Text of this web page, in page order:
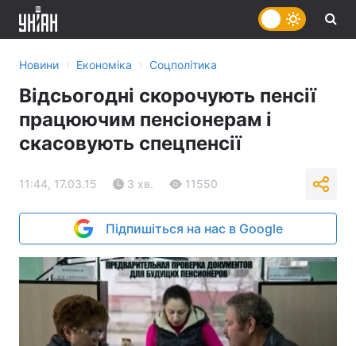
Новини › Економіка › Соцполітика
Відсьогодні скорочують пенсії
працюючим пенсіонерам і
скасовують спецпенсії
11:44, 17.03.15 3 хв. 11550
Підпишіться на нас в Google